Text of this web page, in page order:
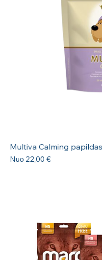
Multiva Calming
Nuo 22,00 €
Pardavimo kaina